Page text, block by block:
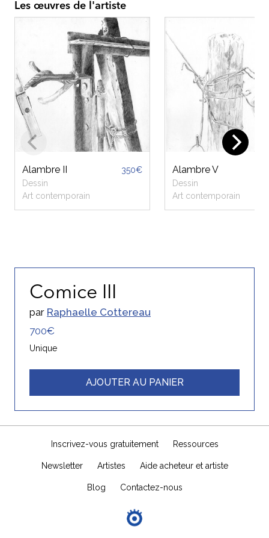
Les œuvres de l'artiste
Alambre II
Dessin
Art contemporain
350€ Alambre V
Dessin
Art contemporain
Comice III
par Raphaelle Cottereau
700€
Unique
AJOUTER AU PANIER
Inscrivez-vous gratuitement Ressources
Newsletter Artistes Aide acheteur et artiste
Blog Contactez-nous